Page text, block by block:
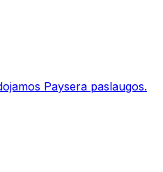
Paysera paslaugos.